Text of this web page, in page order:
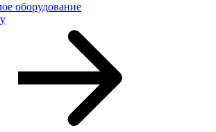
оборудование